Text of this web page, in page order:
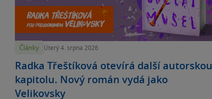
Články Úterý 4. srpna 2026
Radka Třeštíková otevírá další autorskou
kapitolu. Nový román vydá jako
Velikovsky